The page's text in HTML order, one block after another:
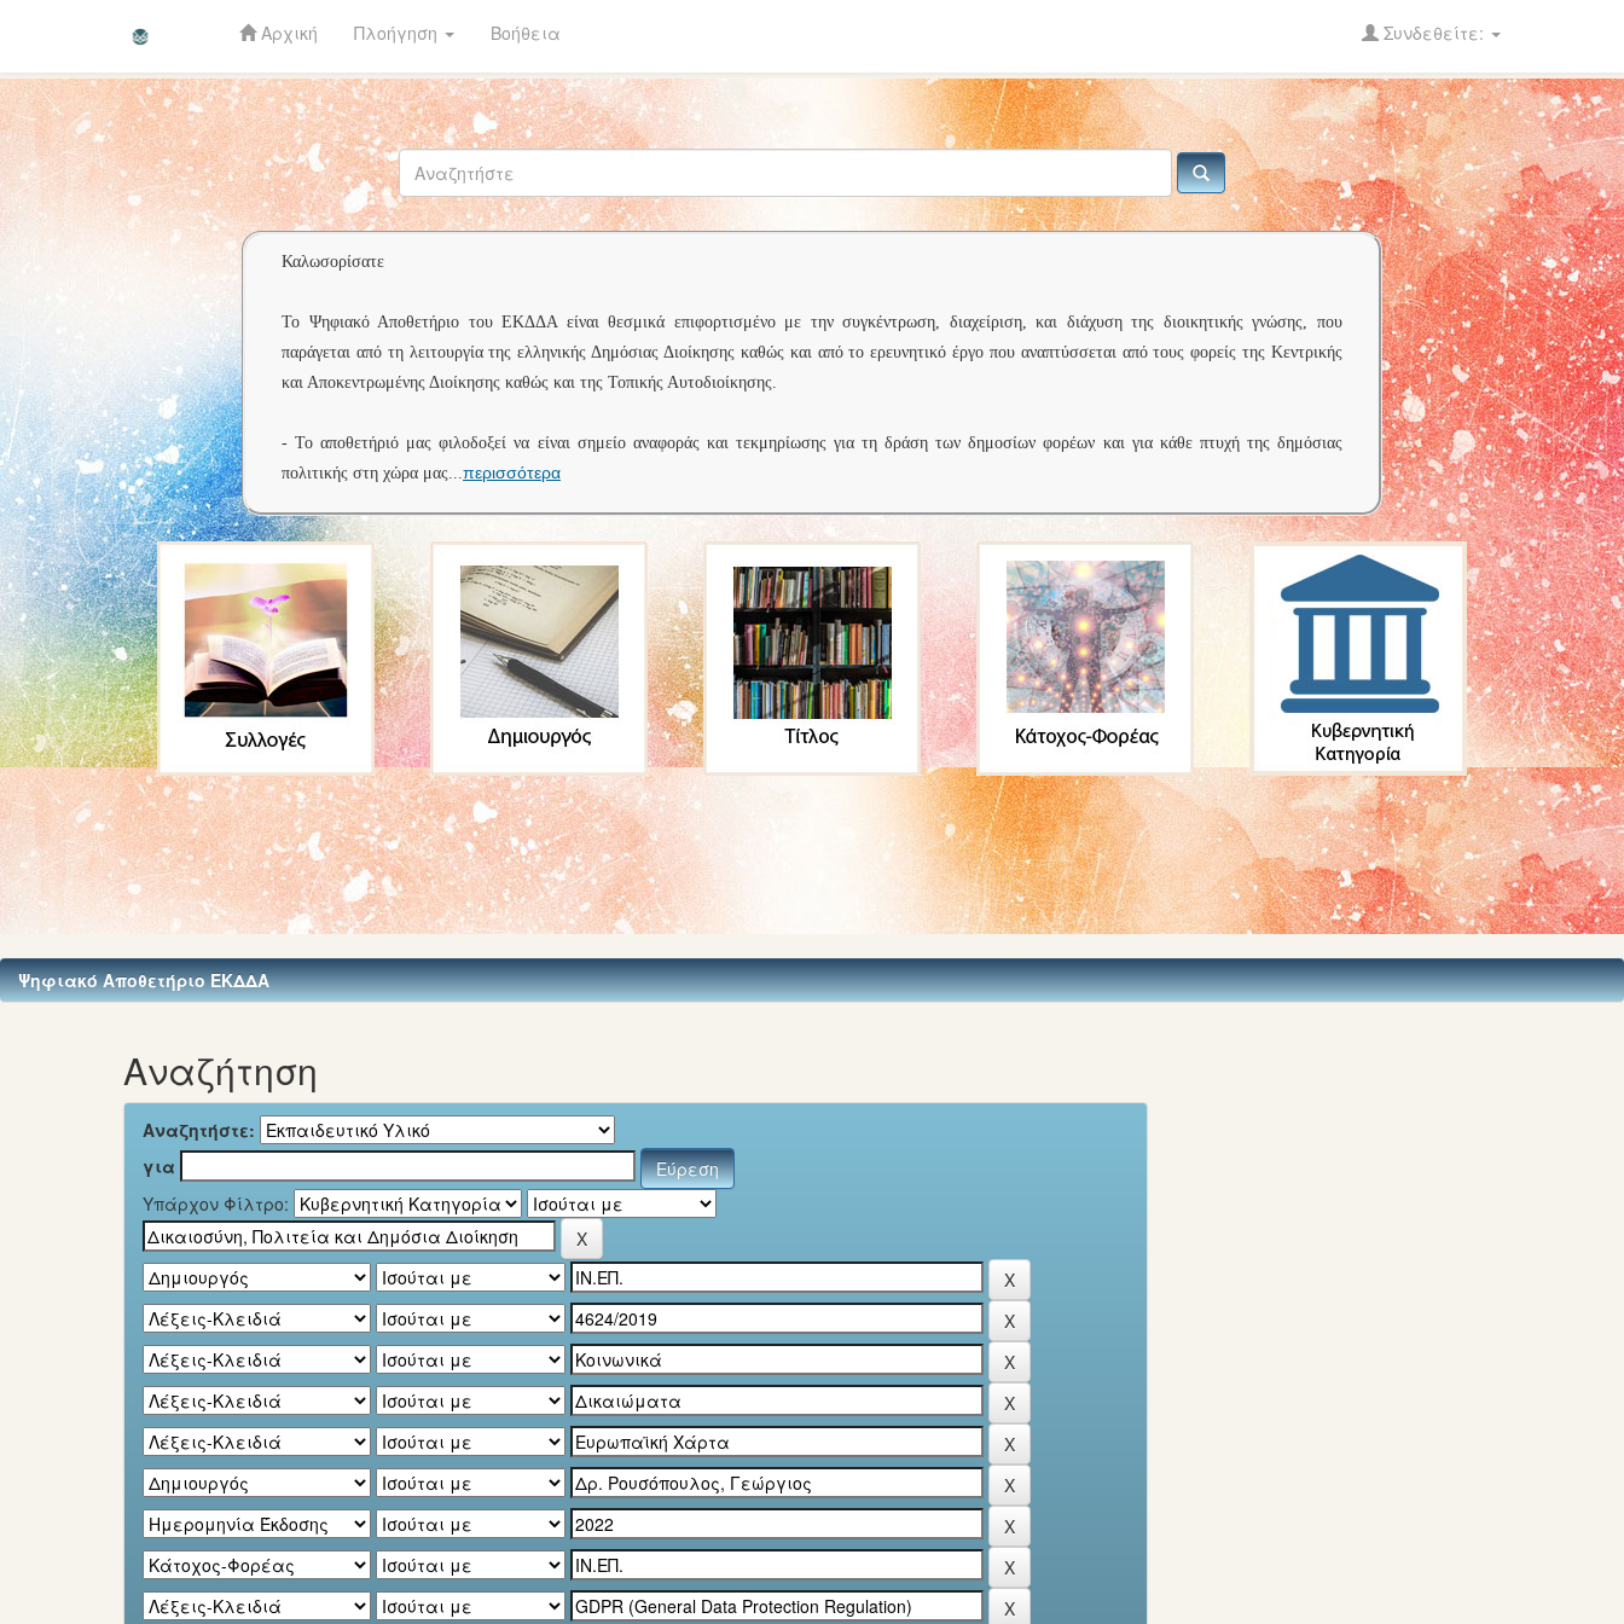
Skip
navigation
Αρχική Πλοήγηση Βοήθεια Συνδεθείτε:
Καλωσορίσατε
Το Ψηφιακό Αποθετήριο του ΕΚΔΔΑ είναι θεσμικά επιφορτισμένο με την συγκέντρωση, διαχείριση, και διάχυση της διοικητικής γνώσης, που
παράγεται από τη λειτουργία της ελληνικής Δημόσιας Διοίκησης καθώς και από το ερευνητικό έργο που αναπτύσσεται από τους φορείς της Κεντρικής
και Αποκεντρωμένης Διοίκησης καθώς και της Τοπικής Αυτοδιοίκησης.
- Το αποθετήριό μας φιλοδοξεί να είναι σημείο αναφοράς και τεκμηρίωσης για τη δράση των δημοσίων φορέων και για κάθε πτυχή της δημόσιας
πολιτικής στη χώρα μας...περισσότερα
Ψηφιακό Αποθετήριο ΕΚΔΔΑ
Αναζήτηση
Αναζητήστε:
για
Υπάρχον Φίλτρο: